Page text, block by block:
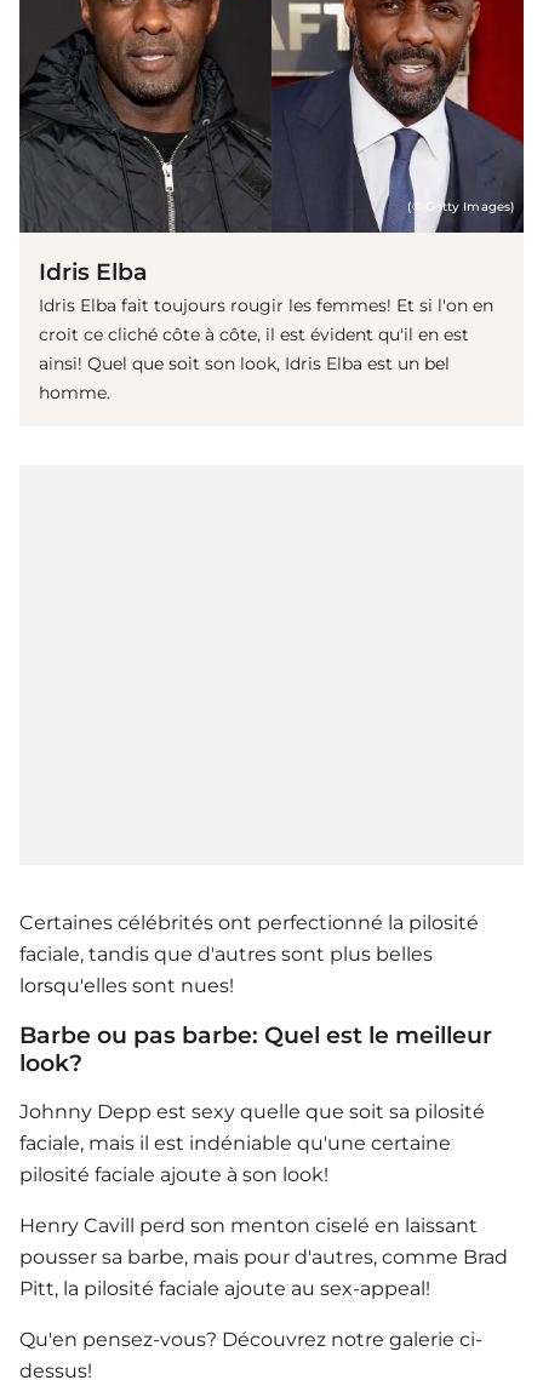
(© Getty Images)
Idris Elba
Idris Elba fait toujours rougir les femmes! Et si l'on en
croit ce cliché côte à côte, il est évident qu'il en est
ainsi! Quel que soit son look, Idris Elba est un bel
homme.
Certaines célébrités ont perfectionné la pilosité
faciale, tandis que d'autres sont plus belles
lorsqu'elles sont nues!
Barbe ou pas barbe: Quel est le meilleur
look?
Johnny Depp est sexy quelle que soit sa pilosité
faciale, mais il est indéniable qu'une certaine
pilosité faciale ajoute à son look!
Henry Cavill perd son menton ciselé en laissant
pousser sa barbe, mais pour d'autres, comme Brad
Pitt, la pilosité faciale ajoute au sex-appeal!
Qu'en pensez-vous? Découvrez notre galerie ci-
dessus!